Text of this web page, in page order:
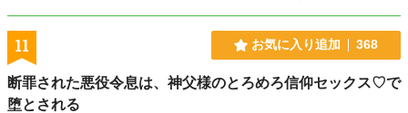
11 お気に入り追加 368
断罪された悪役令息は、神父様のとろめろ信仰セックス♡で
堕とされる